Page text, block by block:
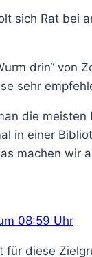
sich Rat bei
drin“ von
sehr
die meisten
in einer
machen wir
08:59 Uhr
für diese